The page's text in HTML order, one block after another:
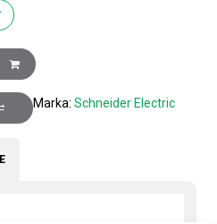
TeSys D, 50A (AC-3), 1R+1M
Marka: Schneider Electric